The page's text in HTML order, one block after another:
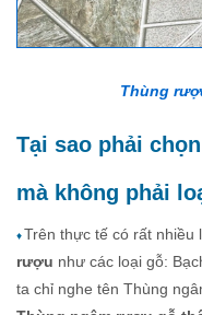
Thùng
Tại sao phải
mà không phải
♦Trên thực tế có rất nhiều
rượu như các loại gỗ:
ta chỉ nghe tên Thùng